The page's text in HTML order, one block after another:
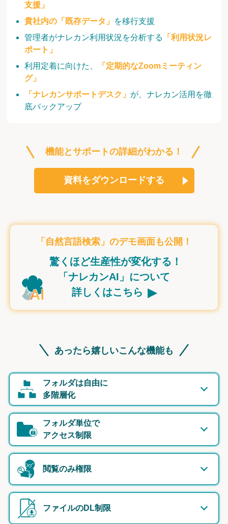
支援」
貴社内の「既存データ」 を移行支援
管理者がナレカン利用状況を分析する
「利用状況レ
ポート」
利用定着に向けた、
「定期的なZoomミーティン
グ」
「ナレカンサポートデスク」 が、ナレカン活用を徹
底バックアップ
機能とサポートの詳細がわかる！
資料をダウンロードする
「自然言語検索」のデモ画面も公開！
驚くほど生産性が変化する！
「ナレカンAI」について
詳しくはこちら ▸
あったら嬉しいこんな機能も
フォルダは自由に
多階層化
フォルダ単位で
アクセス制限
閲覧のみ権限
ファイルのDL制限